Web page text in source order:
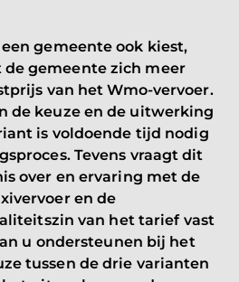
gemeente ook kiest,
de gemeente zich meer
van het Wmo-vervoer.
de keuze en de uitwerking
is voldoende tijd nodig
Tevens vraagt dit
over en ervaring met de
en de
van het tarief vast
u ondersteunen bij het
tussen de drie varianten